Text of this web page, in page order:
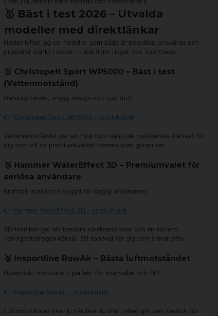
🥇 Bäst i test 2026 – Utvalda
modeller med direktlänkar
Nedan lyfter jag de modeller som både är populära, prisvärda och
presterar starkt i tester — alla finns i lager hos Sporttema.
🥇 Christopeit Sport WP5000 – Bäst i test
(Vattenmotstånd)
Naturlig känsla, snygg design och tyst drift.
👉 Christopeit Sport WP5000 – produktlänk
Vattenmotståndet ger en mjuk och realistisk roddkänsla. Perfekt för
dig som vill ha premiumkvalitet hemma utan gympriser.
🥈 Hammer WaterEffect 3D – Premiumvalet för
seriösa användare
Kraftfull, stabil och byggd för daglig användning.
👉 Hammer WaterEffect 3D – produktlänk
3D‑tekniken ger ett bredare rörelsemönster och en extremt
verklighetstrogen känsla. Ett toppval för dig som tränar ofta.
🥉 Insportline RowAir – Bästa luftmotståndet
Dynamiskt motstånd – perfekt för intervaller och HIIT.
👉 Insportline RowAir – produktlänk
Luftmotståndet ökar ju hårdare du drar, vilket gör den idealisk för